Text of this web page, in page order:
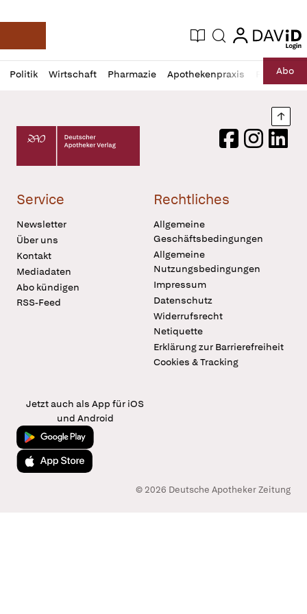
Deutsche Apotheker Zeitung
Aktuelle Ausgabe
Suche login
login
Politik Wirtschaft Pharmazie Apothekenpraxis RechtAbo
Profil
öffnen
Daz
Pur
Deutscher Apotheker Verlag Logo
FacebookInstagram
Service
Newsletter
Über uns
Kontakt
Mediadaten
Abo kündigen
RSS-Feed
Rechtliches
Allgemeine
Geschäftsbedingungen
Allgemeine
Nutzungsbedingungen
Impressum
Datenschutz
Widerrufsrecht
Netiquette
Erklärung zur Barrierefreiheit
Cookies & Tracking
Jetzt auch als App für iOS
und Android
Jetzt bei Google Play
Laden im App Store
© 2026 Deutsche Apotheker Zeitung